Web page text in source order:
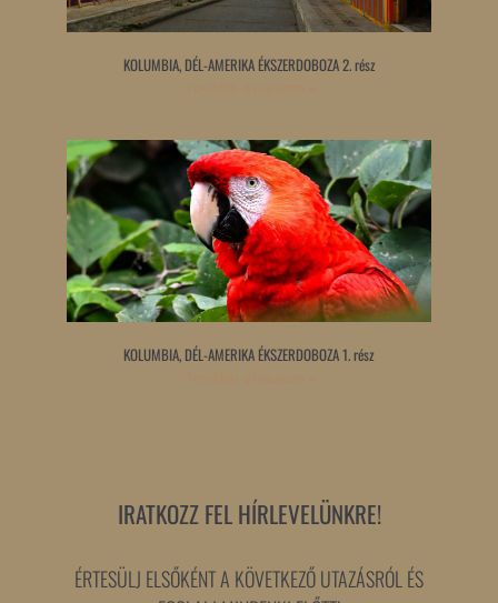
KOLUMBIA, DÉL-AMERIKA ÉKSZERDOBOZA 2. rész
KOLUMBIA, DÉL-AMERIKA ÉKSZERDOBOZA 1. rész
IRATKOZZ FEL HÍRLEVELÜNKRE!
ÉRTESÜLJ ELSŐKÉNT A KÖVETKEZŐ UTAZÁSRÓL ÉS